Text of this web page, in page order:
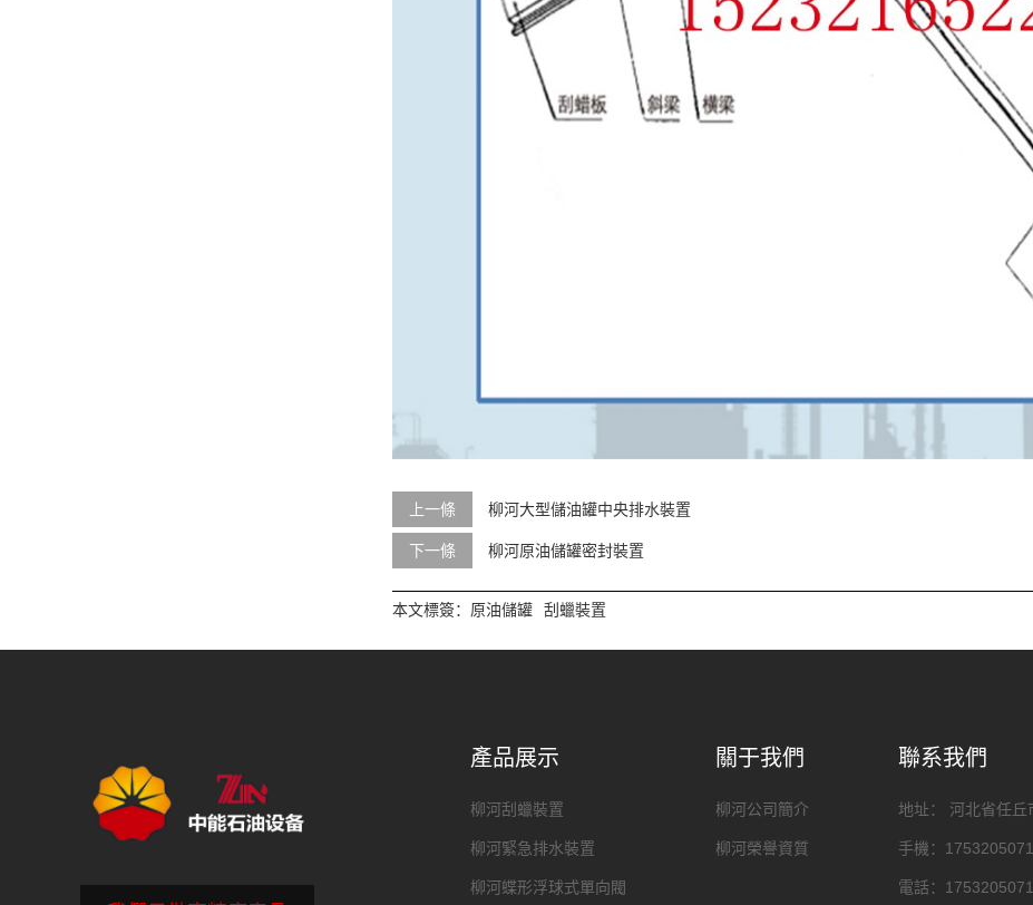
上一條 柳河大型儲油罐中央排水裝置
下一條 柳河原油儲罐密封裝置
本文標簽： 原油儲罐 刮蠟裝置
產品展示
柳河刮蠟裝置
柳河緊急排水裝置
柳河蝶形浮球式單向閥
關于我們
柳河公司簡介
柳河榮譽資質
聯系我們
地址： 河北省任丘
手機：
電話：